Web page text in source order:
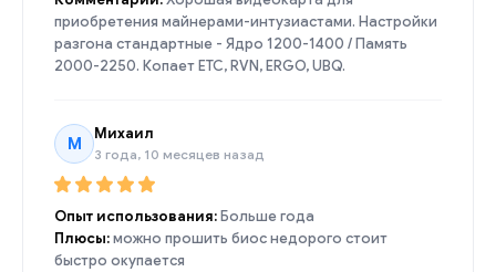
приобретения майнерами-интузиастами. Настройки
разгона стандартные - Ядро 1200-1400 / Память
2000-2250. Копает ETC, RVN, ERGO, UBQ.
М
Михаил
3 года, 10 месяцев назад
Опыт использования:Больше года
Плюсы:можно прошить биос недорого стоит
быстро окупается